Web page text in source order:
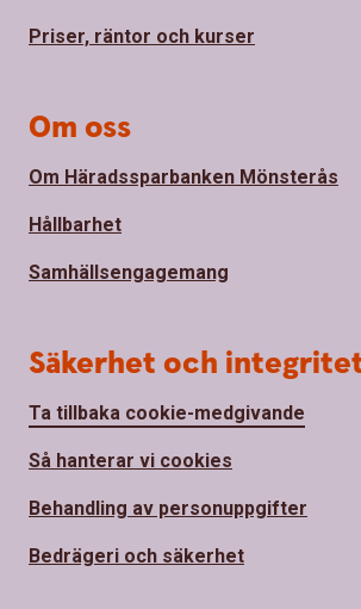
Priser, räntor och kurser
Om oss
Om Häradssparbanken Mönsterås
Hållbarhet
Samhällsengagemang
Säkerhet och
Ta tillbaka cookie-medgivande
Så hanterar vi cookies
Behandling av personuppgifter
Bedrägeri och säkerhet